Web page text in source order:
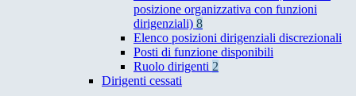
posizione organizzativa con funzioni
dirigenziali) 8
Elenco posizioni dirigenziali discrezionali
Posti di funzione disponibili
Ruolo dirigenti 2
Dirigenti cessati